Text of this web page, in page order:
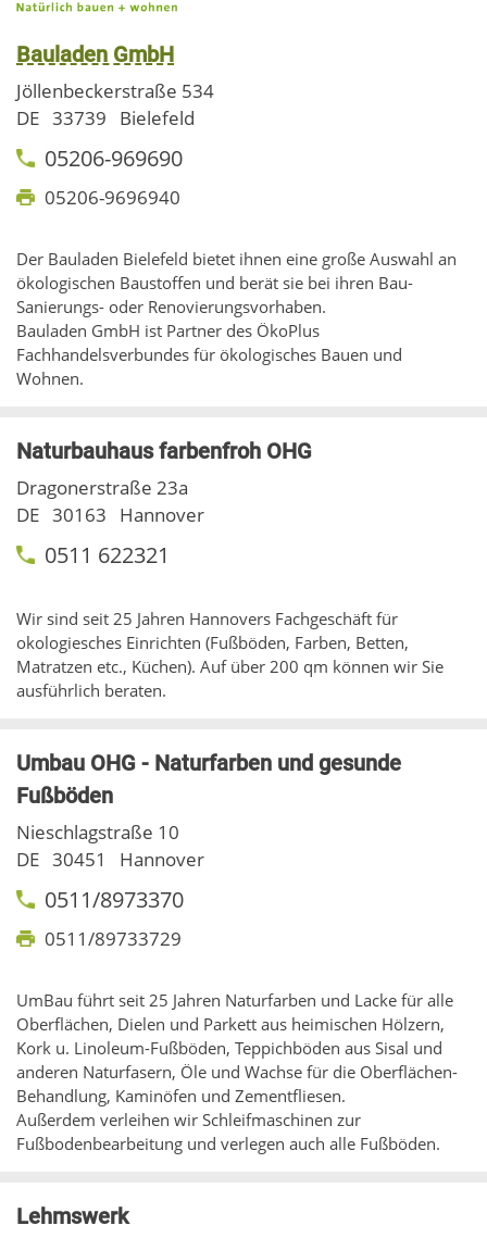
Bauladen GmbH
Jöllenbeckerstraße 534
DE 33739 Bielefeld
05206-969690
05206-9696940
Der Bauladen Bielefeld bietet ihnen eine große Auswahl an
ökologischen Baustoffen und berät sie bei ihren Bau-
Sanierungs- oder Renovierungsvorhaben.
Bauladen GmbH ist Partner des ÖkoPlus
Fachhandelsverbundes für ökologisches Bauen und
Wohnen.
Naturbauhaus farbenfroh OHG
Dragonerstraße 23a
DE 30163 Hannover
0511 622321
Wir sind seit 25 Jahren Hannovers Fachgeschäft für
okologiesches Einrichten (Fußböden, Farben, Betten,
Matratzen etc., Küchen). Auf über 200 qm können wir Sie
ausführlich beraten.
Umbau OHG - Naturfarben und gesunde
Fußböden
Nieschlagstraße 10
DE 30451 Hannover
0511/8973370
0511/89733729
UmBau führt seit 25 Jahren Naturfarben und Lacke für alle
Oberflächen, Dielen und Parkett aus heimischen Hölzern,
Kork u. Linoleum-Fußböden, Teppichböden aus Sisal und
anderen Naturfasern, Öle und Wachse für die Oberflächen-
Behandlung, Kaminöfen und Zementfliesen.
Außerdem verleihen wir Schleifmaschinen zur
Fußbodenbearbeitung und verlegen auch alle Fußböden.
Lehmswerk